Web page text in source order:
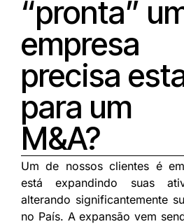
“pronta”
empresa
precisa
para um
M&A?
Um de nossos clientes é
está expandindo suas
alterando significantemente
no País. A expansão vem